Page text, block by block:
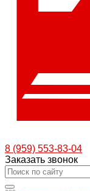
8 (959) 553-83-04
Заказать звонок